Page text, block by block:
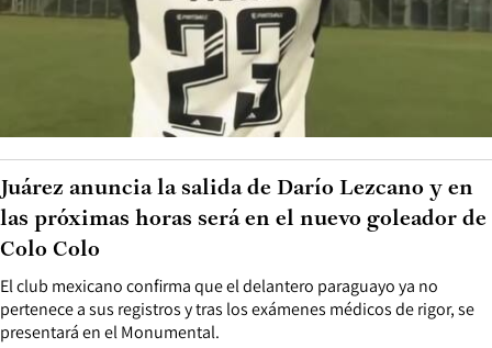
El club mexicano confirma que el delantero paraguayo ya no
pertenece a sus registros y tras los exámenes médicos de rigor, se
presentará en el Monumental.
Juárez anuncia la salida de Darío Lezcano y en
las próximas horas será en el nuevo goleador de
Colo Colo